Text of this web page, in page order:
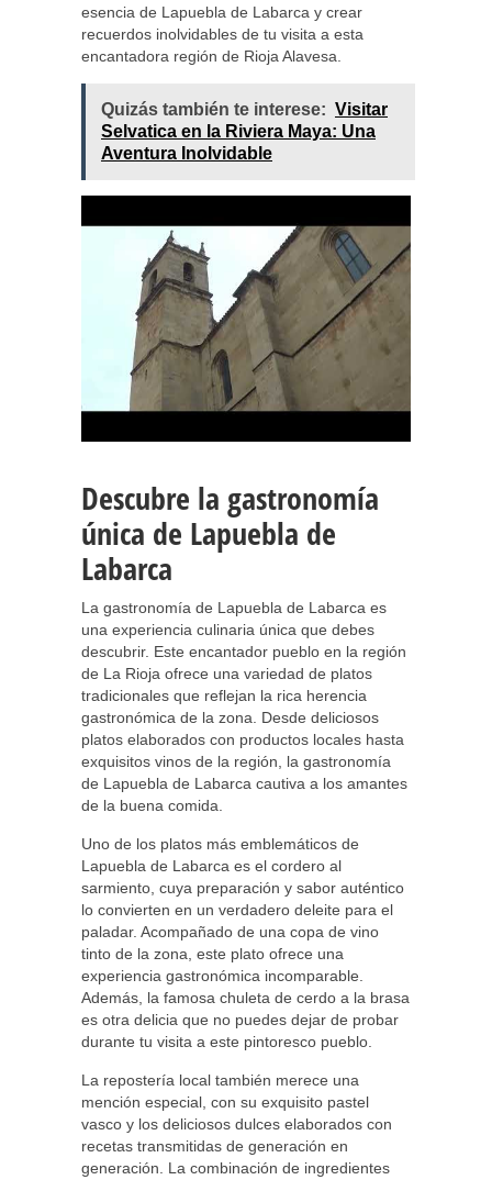
esencia de Lapuebla de Labarca y crear
recuerdos inolvidables de tu visita a esta
encantadora región de Rioja Alavesa.
Quizás también te interese: Visitar
Selvatica en la Riviera Maya: Una
Aventura Inolvidable
Descubre la gastronomía
única de Lapuebla de
Labarca
La gastronomía de Lapuebla de Labarca es
una experiencia culinaria única que debes
descubrir. Este encantador pueblo en la región
de La Rioja ofrece una variedad de platos
tradicionales que reflejan la rica herencia
gastronómica de la zona. Desde deliciosos
platos elaborados con productos locales hasta
exquisitos vinos de la región, la gastronomía
de Lapuebla de Labarca cautiva a los amantes
de la buena comida.
Uno de los platos más emblemáticos de
Lapuebla de Labarca es el cordero al
sarmiento, cuya preparación y sabor auténtico
lo convierten en un verdadero deleite para el
paladar. Acompañado de una copa de vino
tinto de la zona, este plato ofrece una
experiencia gastronómica incomparable.
Además, la famosa chuleta de cerdo a la brasa
es otra delicia que no puedes dejar de probar
durante tu visita a este pintoresco pueblo.
La repostería local también merece una
mención especial, con su exquisito pastel
vasco y los deliciosos dulces elaborados con
recetas transmitidas de generación en
generación. La combinación de ingredientes